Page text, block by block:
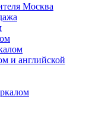
Москва
и английской